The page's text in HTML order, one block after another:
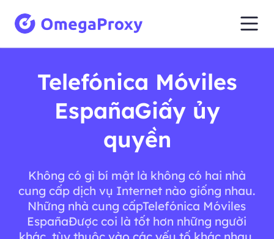
Telefónica Móviles
EspañaGiấy ủy
quyền
Không có gì bí mật là không có hai nhà
cung cấp dịch vụ Internet nào giống nhau.
Những nhà cung cấpTelefónica Móviles
EspañaĐược coi là tốt hơn những người